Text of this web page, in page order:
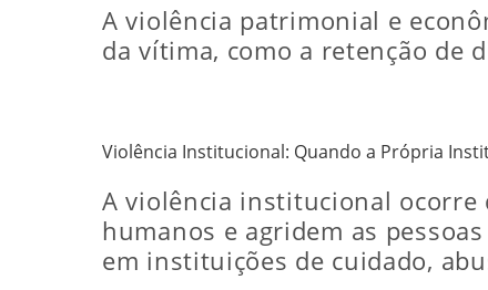
A violência patrimonial e
da vítima, como a retenção de
Violência Institucional: Quando a Própria
A violência institucional ocorre
humanos e agridem as
em instituições de cuidado,